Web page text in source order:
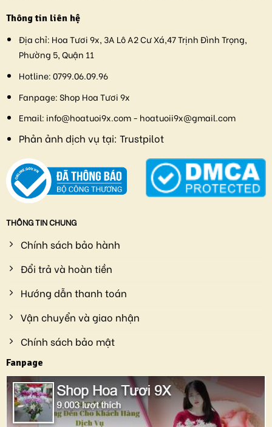
Thông tin liên hệ
Địa chỉ: Hoa Tươi 9x, 3A Lô A2 Cư Xá,47 Trịnh Đình Trọng,
Phường 5, Quận 11
Hotline:0799.06.09.96
Fanpage:Shop Hoa Tươi 9x
Email: info@hoatuoi9x.com - hoatuoii9x@gmail.com
Phản ảnh dịch vụ tại: Trustpilot
THÔNG TIN CHUNG
Chính sách bảo hành
Đổi trả và hoàn tiền
Hướng dẫn thanh toán
Vận chuyển và giao nhận
Chính sách bảo mật
Fanpage